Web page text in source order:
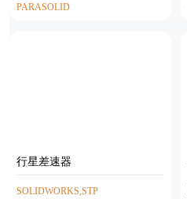
PARASOLID
行星差速器
SOLIDWORKS,STP